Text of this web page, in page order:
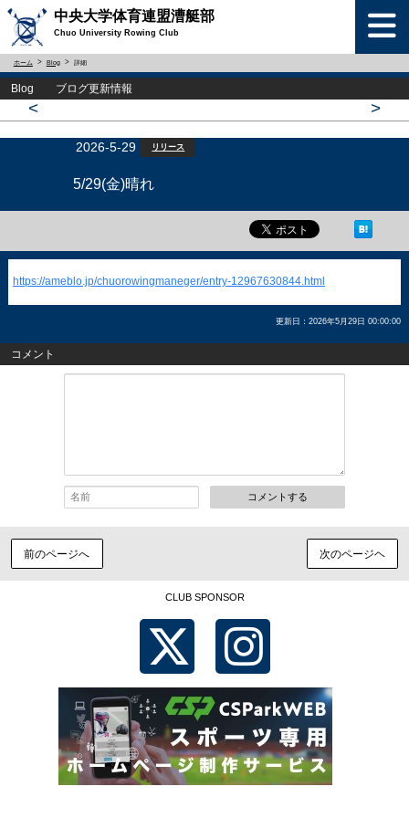
中央大学体育連盟漕艇部
Chuo University Rowing Club
ホーム Blog 詳細
Blog ブログ更新情報
< >
2026-5-29 リリース
5/29(金)晴れ
https://ameblo.jp/chuorowingmaneger/entry-12967630844.html
更新日：2026年5月29日 00:00:00
コメント
コメントする
前のページへ 次のページヘ
CLUB SPONSOR